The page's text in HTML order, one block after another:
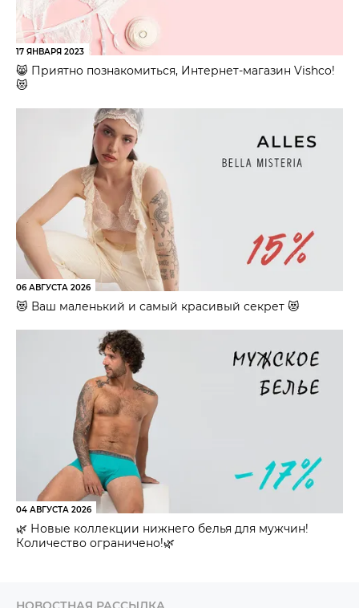
17 ЯНВАРЯ 2023
😸 Приятно познакомиться, Интернет-магазин Vishco!
😻
06 АВГУСТА 2026
😻 Ваш маленький и самый красивый секрет 😻
04 АВГУСТА 2026
🌿 Новые коллекции нижнего белья для мужчин!
Количество ограничено!🌿